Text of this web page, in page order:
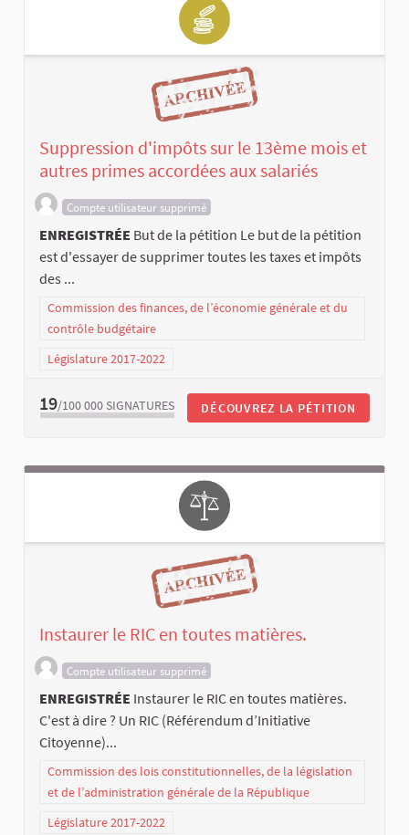
Suppression d'impôts sur le 13ème mois et
autres primes accordées aux salariés
Compte utilisateur supprimé
ENREGISTRÉE But de la pétition Le but de la pétition
est d'essayer de supprimer toutes les taxes et impôts
des ...
Commission des finances, de l’économie générale et du
contrôle budgétaire
Législature 2017-2022
19/100 000 SIGNATURES DÉCOUVREZ LA PÉTITION
Instaurer le RIC en toutes matières.
Compte utilisateur supprimé
ENREGISTRÉE Instaurer le RIC en toutes matières.
C'est à dire ? Un RIC (Référendum d’Initiative
Citoyenne)...
Commission des lois constitutionnelles, de la législation
et de l’administration générale de la République
Législature 2017-2022